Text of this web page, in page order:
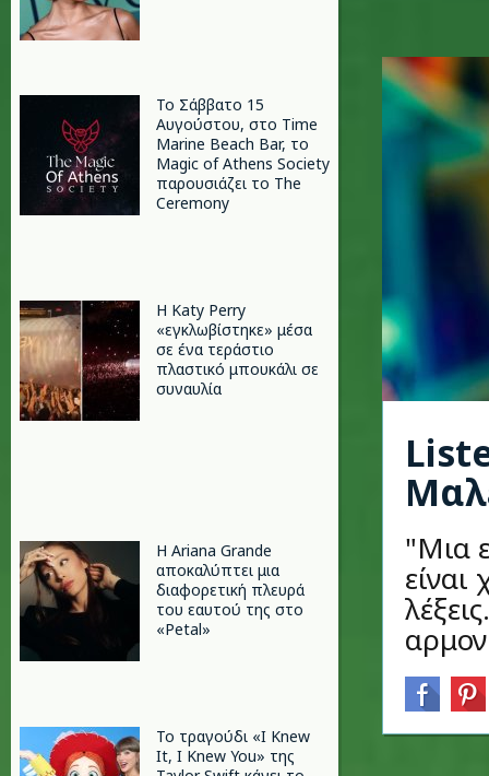
Το Σάββατο 15
Αυγούστου, στο Time
Marine Beach Bar, το
Magic of Athens Society
παρουσιάζει το The
Ceremony
H Katy Perry
«εγκλωβίστηκε» μέσα
σε ένα τεράστιο
πλαστικό μπουκάλι σε
συναυλία
Η Ariana Grande
αποκαλύπτει μια
διαφορετική πλευρά
του εαυτού της στο
«Petal»
Το τραγούδι «I Knew
It, I Knew You» της
"Μια
είναι